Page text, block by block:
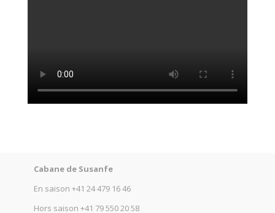
Cabane de Susanfe
En saison +41 24 479 16 46
Hors saison +41 79 550 20 58